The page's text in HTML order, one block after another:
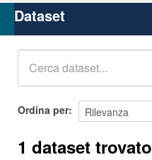
Organizzazioni
Gruppi
Dataset
Ordina per
1 dataset trovato